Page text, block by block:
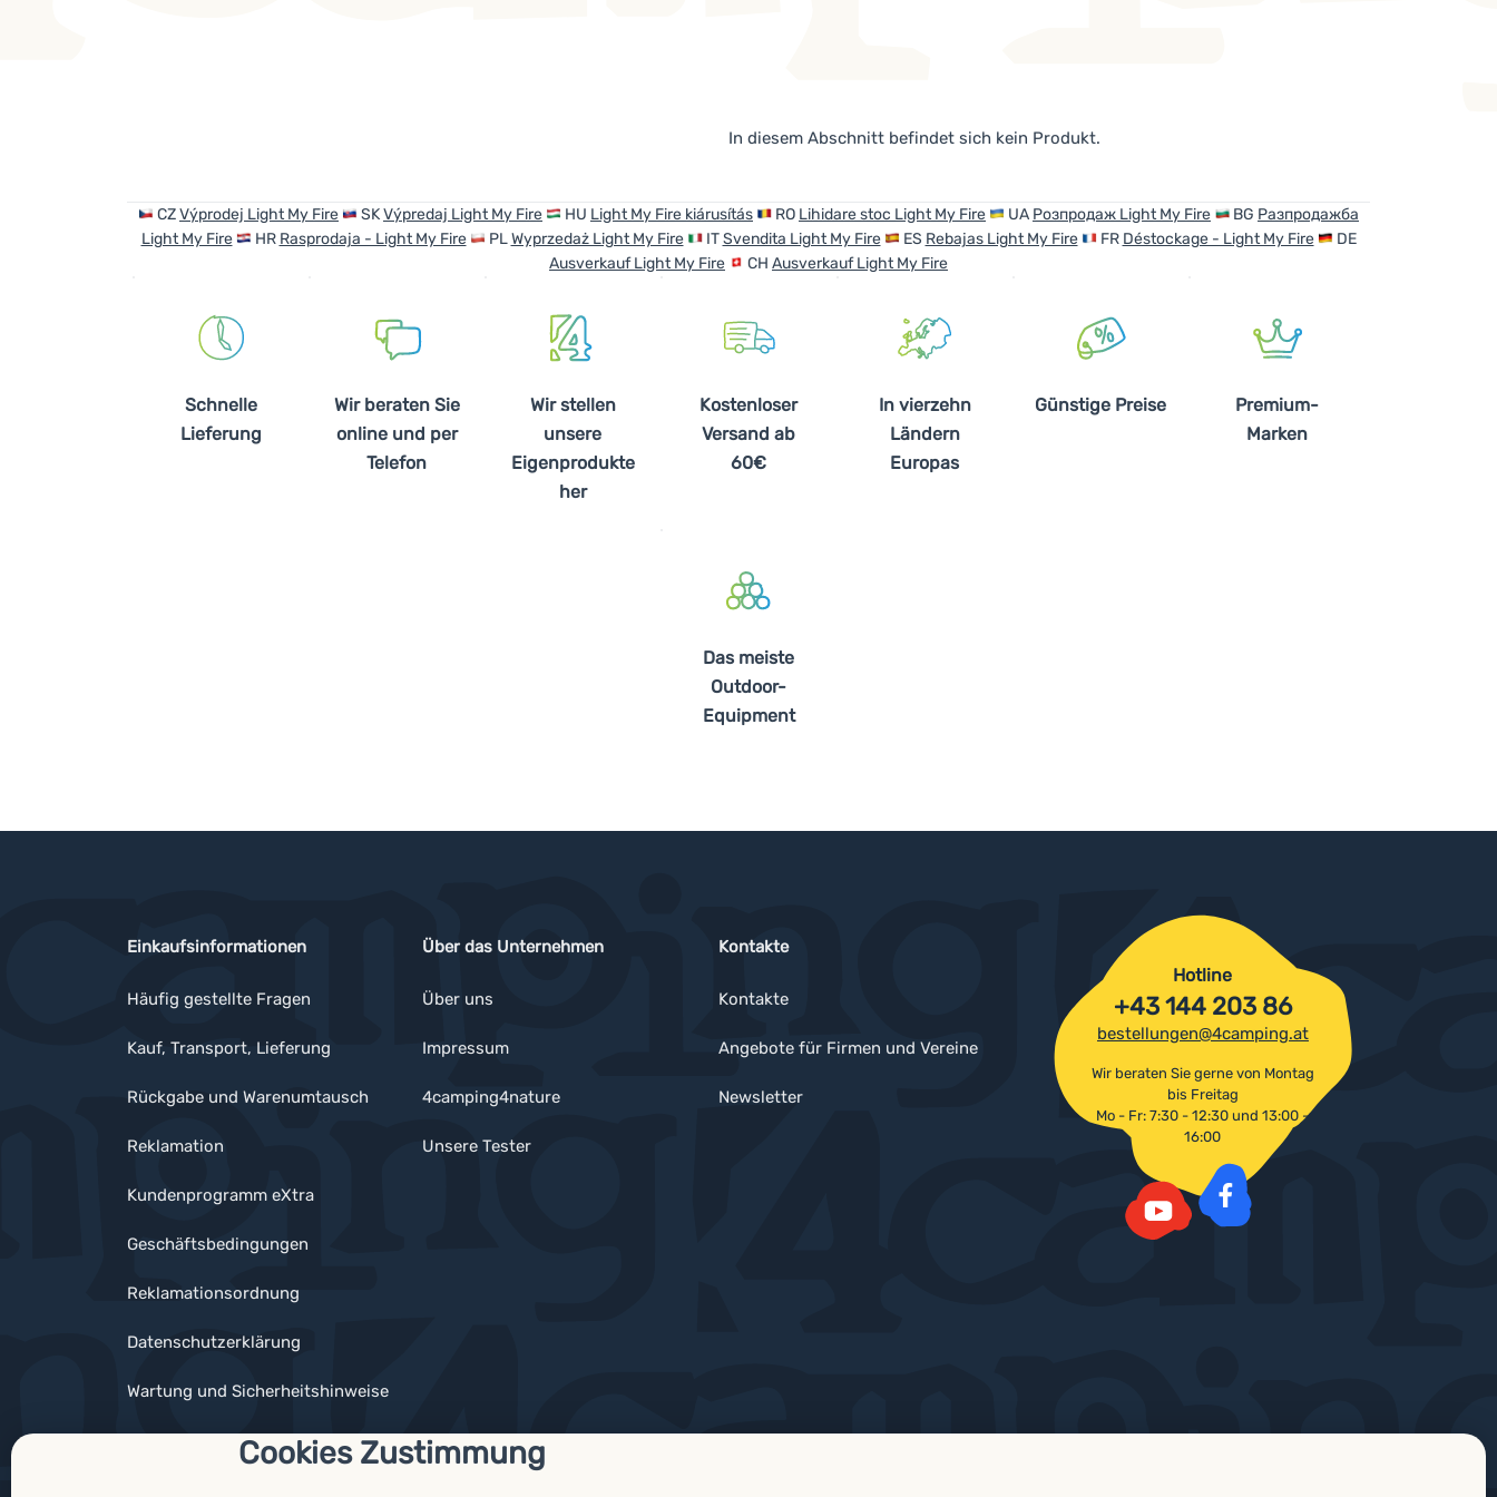
Cookies Zustimmung
In diesem Abschnitt befindet sich kein Produkt.
CZVýprodej Light My Fire SKVýpredaj Light My Fire HU Light My Fire kiárusítás RO Lihidare stoc Light My Fire UA Розпродаж Light My Fire BG Разпродажба
Light My Fire
HR Rasprodaja - Light My Fire PLWyprzedaż Light My Fire ITSvendita Light My Fire ES Rebajas Light My Fire FR Déstockage - Light My Fire
DE
Ausverkauf Light My Fire
CH Ausverkauf Light My Fire
Schnelle
Lieferung
Wir beraten Sie
online und per
Telefon
Wir stellen
unsere
Eigenprodukte
her
Kostenloser
Versand ab
60€
In vierzehn
Ländern
Europas
Günstige Preise
Premium-
Marken
Das meiste
Outdoor-
Equipment
Einkaufsinformationen
Häufig gestellte Fragen
Kauf, Transport, Lieferung
Rückgabe und Warenumtausch
Reklamation
Kundenprogramm eXtra
Geschäftsbedingungen
Reklamationsordnung
Datenschutzerklärung
Wartung und Sicherheitshinweise
Über das Unternehmen
Über uns
Impressum
4camping4nature
Unsere Tester
Kontakte
Kontakte
Angebote für Firmen und Vereine
Newsletter
Hotline
+43 144 203 86
bestellungen@4camping.at
Wir beraten Sie gerne von Montag
bis Freitag
Mo - Fr: 7:30 - 12:30 und 13:00 -
16:00